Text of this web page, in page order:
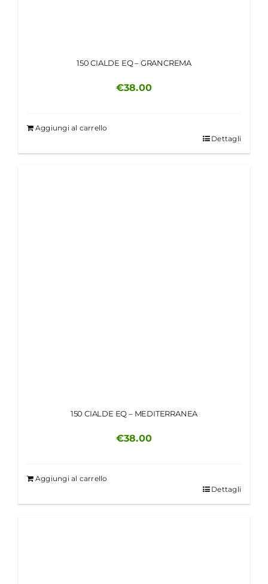
150 CIALDE EQ – GRANCREMA
€38.00
Aggiungi al carrello
Dettagli
150 CIALDE EQ – MEDITERRANEA
€38.00
Aggiungi al carrello
Dettagli